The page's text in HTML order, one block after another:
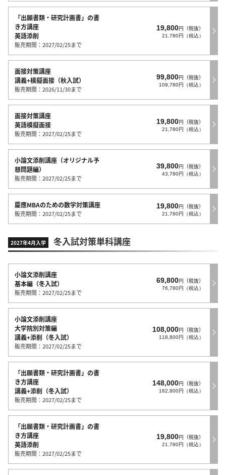
「出願書類・研究計画書」の書
き方講座
英語添削
販売期間：2027/02/25まで
19,800円（税抜）
21,780円（税込）
面接対策講座
講義+模擬面接（秋入試）
販売期間：2026/11/30まで
99,800円（税抜）
109,780円（税込）
面接対策講座
英語模擬面接
販売期間：2027/02/25まで
19,800円（税抜）
21,780円（税込）
小論文添削講座（オリジナル予
想問題編）
販売期間：2027/02/25まで
39,800円（税抜）
43,780円（税込）
慶應MBAのための数学対策講座
販売期間：2027/02/25まで
19,800円（税抜）
21,780円（税込）
2027年4月入学 冬入試対策単科講座
小論文添削講座
基本編（冬入試）
販売期間：2027/02/25まで
69,800円（税抜）
76,780円（税込）
小論文添削講座
大学院別対策編
講義+添削（冬入試）
販売期間：2027/02/25まで
108,000円（税抜）
118,800円（税込）
「出願書類・研究計画書」の書
き方講座
講義+添削（冬入試）
販売期間：2027/02/25まで
148,000円（税抜）
162,800円（税込）
「出願書類・研究計画書」の書
き方講座
英語添削
販売期間：2027/02/25まで
19,800円（税抜）
21,780円（税込）